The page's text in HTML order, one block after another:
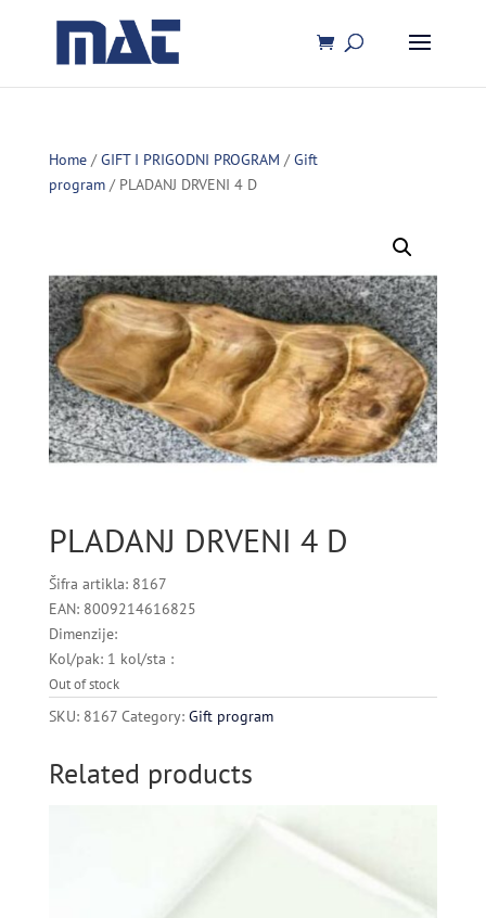
Home/GIFT I PRIGODNI PROGRAM /Gift
program/ PLADANJ DRVENI 4 D
PLADANJ DRVENI 4 D
Šifra artikla: 8167
EAN: 8009214616825
Dimenzije:
Kol/pak: 1 kol/sta :
Out of stock
SKU: 8167 Category: Gift program
Related products